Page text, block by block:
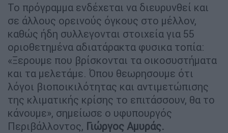
Το πρόγραμμα ενδέχεται να διευρυνθεί και
σε άλλους ορεινούς όγκους στο μέλλον,
καθώς ήδη συλλεγονται στοιχεία για 55
οριοθετημένα αδιατάρακτα φυσικα τοπία:
«Ξερουμε που βρίσκονται τα οικοσυστήματα
και τα μελετάμε. Όπου θεωρησουμε ότι
λόγοι βιοποικιλότητας και αντιμετώπισης
της κλιματικής κρίσης το επιτάσσουν, θα το
κάνουμε», σημείωσε ο υφυπουργός
Περιβάλλοντος, Γιώργος Αμυράς.